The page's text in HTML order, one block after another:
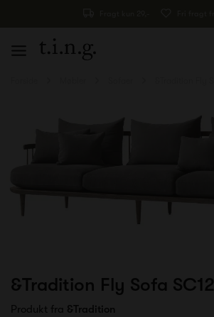
&Tradition Fly Sofa SC12
Produkt fra &Tradition